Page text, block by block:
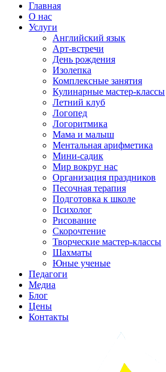
Главная
О нас
Услуги
Английский язык
Арт-встречи
День рождения
Изолепка
Комплексные занятия
Кулинарные мастер-классы
Летний клуб
Логопед
Логоритмика
Мама и малыш
Ментальная арифметика
Мини-садик
Мир вокруг нас
Организация праздников
Песочная терапия
Подготовка к школе
Психолог
Рисование
Скорочтение
Творческие мастер-классы
Шахматы
Юные ученые
Педагоги
Медиа
Блог
Цены
Контакты